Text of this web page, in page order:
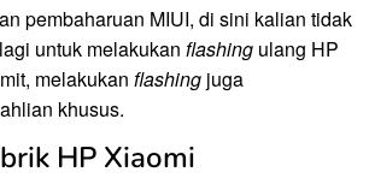
pembaharuan MIUI, di sini kalian tidak
untuk melakukan flashing ulang HP
melakukan flashing juga
khusus.
HP Xiaomi